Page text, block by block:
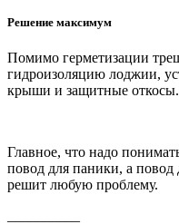
Решение максимум
Помимо герметизации
гидроизоляцию лоджии,
крыши и защитные откосы.
Главное, что надо
повод для паники, а повод
решит любую проблему.